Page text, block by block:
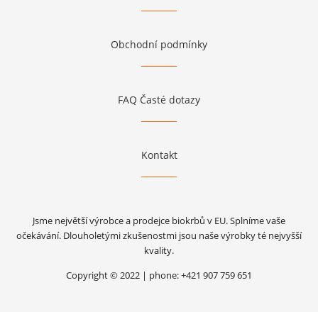
Obchodní podmínky
FAQ Časté dotazy
Kontakt
Jsme největší výrobce a prodejce biokrbů v EU. Splníme vaše
očekávání. Dlouholetými zkušenostmi jsou naše výrobky té nejvyšší
kvality.
Copyright © 2022 | phone: +421 907 759 651